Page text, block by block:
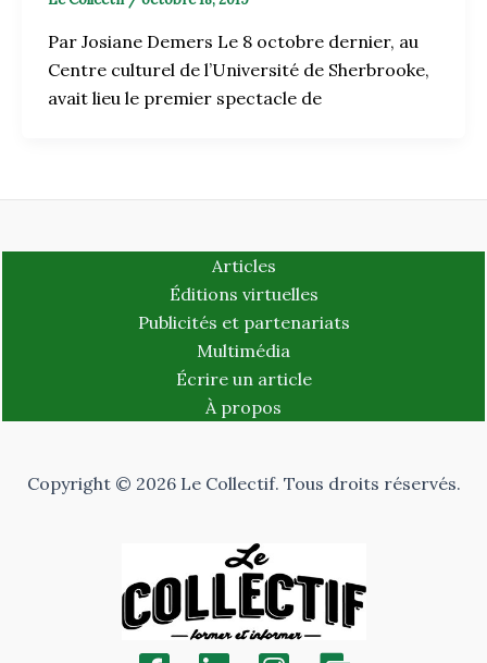
Par Josiane Demers Le 8 octobre dernier, au
Centre culturel de l’Université de Sherbrooke,
avait lieu le premier spectacle de
Articles
Éditions virtuelles
Publicités et partenariats
Multimédia
Écrire un article
À propos
Copyright © 2026 Le Collectif. Tous droits réservés.